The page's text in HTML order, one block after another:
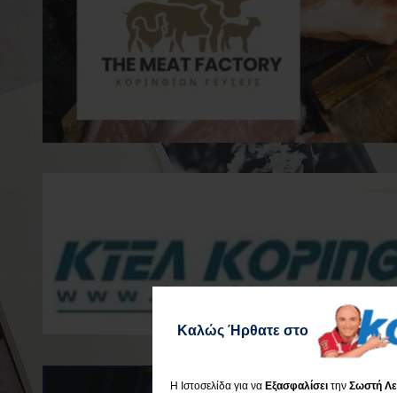
Καλώς Ήρθατε στο
Η Ιστοσελίδα για να Εξασφαλίσει την Σωστή